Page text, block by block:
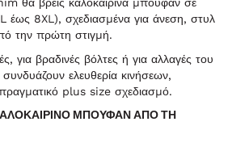
έως 8XL), σχεδιασμένα για άνεση, στυλ
την πρώτη στιγμή.
για βραδινές βόλτες ή για αλλαγές του
ελευθερία κινήσεων,
plus size σχεδιασμό.
ΜΠΟΥΦΆΝ ΑΠΌ ΤΗ